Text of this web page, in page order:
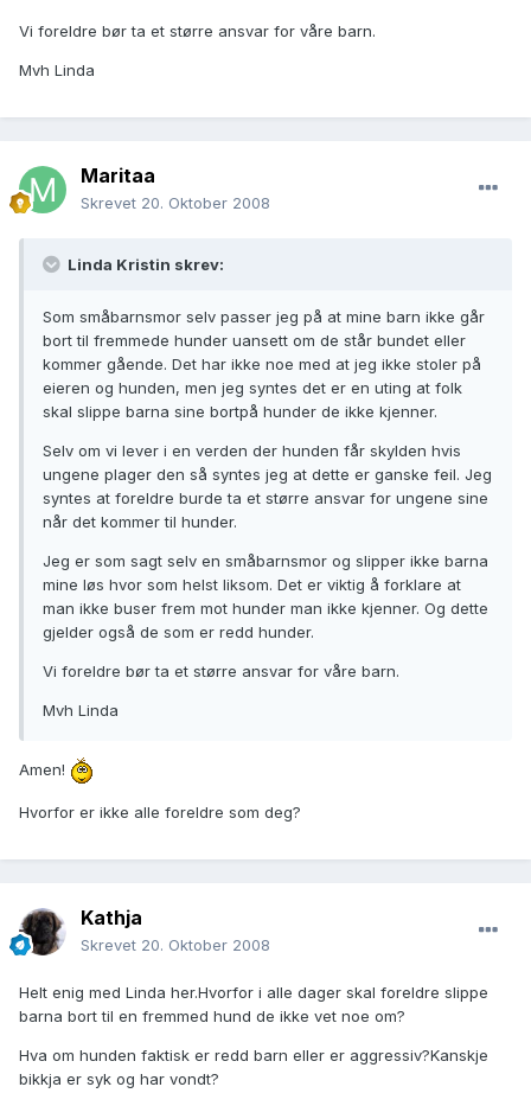
Vi foreldre bør ta et større ansvar for våre barn.
Mvh Linda
Maritaa
Skrevet 20. Oktober 2008
Linda Kristin skrev:
Som småbarnsmor selv passer jeg på at mine barn ikke går
bort til fremmede hunder uansett om de står bundet eller
kommer gående. Det har ikke noe med at jeg ikke stoler på
eieren og hunden, men jeg syntes det er en uting at folk
skal slippe barna sine bortpå hunder de ikke kjenner.
Selv om vi lever i en verden der hunden får skylden hvis
ungene plager den så syntes jeg at dette er ganske feil. Jeg
syntes at foreldre burde ta et større ansvar for ungene sine
når det kommer til hunder.
Jeg er som sagt selv en småbarnsmor og slipper ikke barna
mine løs hvor som helst liksom. Det er viktig å forklare at
man ikke buser frem mot hunder man ikke kjenner. Og dette
gjelder også de som er redd hunder.
Vi foreldre bør ta et større ansvar for våre barn.
Mvh Linda
Amen!
Hvorfor er ikke alle foreldre som deg?
Kathja
Skrevet 20. Oktober 2008
Helt enig med Linda her.Hvorfor i alle dager skal foreldre slippe
barna bort til en fremmed hund de ikke vet noe om?
Hva om hunden faktisk er redd barn eller er aggressiv?Kanskje
bikkja er syk og har vondt?